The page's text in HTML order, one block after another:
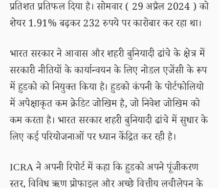
प्रतिशत प्रतिफल दिया है। सोमवार ( 29 अप्रैल 2024 ) को
शेयर 1.91% बढ़कर 232 रुपये पर कारोबार कर रहा था।
भारत सरकार ने आवास और शहरी बुनियादी ढांचे के क्षेत्र में
सरकारी नीतियों के कार्यान्वयन के लिए नोडल एजेंसी के रूप
में हुडको को नियुक्त किया है। हुडको कंपनी के पोर्टफोलियो
में अपेक्षाकृत कम क्रेडिट जोखिम है, जो निवेश जोखिम को
कम करता है। भारत सरकार शहरी बुनियादी ढांचे में सुधार के
लिए कई परियोजनाओं पर ध्यान केंद्रित कर रही है।
ICRA ने अपनी रिपोर्ट में कहा कि हुडको अपने पूंजीकरण